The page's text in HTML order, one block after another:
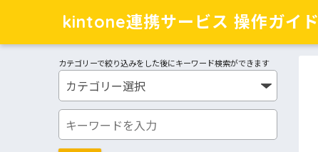
kintone連携サービス 操作ガイド
カテゴリーで絞り込みをした後にキーワード検索ができます